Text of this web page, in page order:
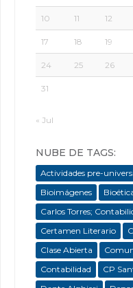
10 11 12
17 18 19
24 25 26
31
« Jul
NUBE DE TAGS:
Actividades pre-
Bioimágenes
Carlos Torres;
Certamen Literario
Clase Abierta
Contabilidad
CP